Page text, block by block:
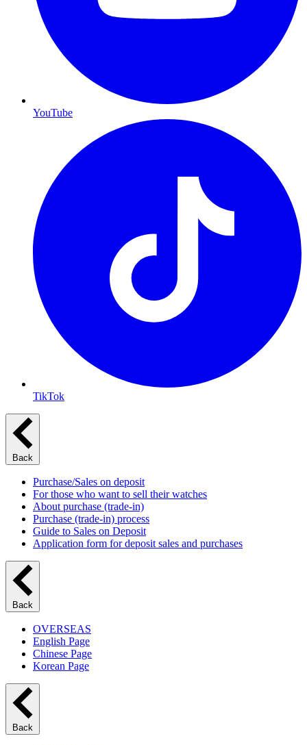
YouTube
TikTok
Back
Purchase/Sales on deposit
For those who want to sell their watches
About purchase (trade-in)
Purchase (trade-in) process
Guide to Sales on Deposit
Application form for deposit sales and purchases
Back
OVERSEAS
English Page
Chinese Page
Korean Page
Back